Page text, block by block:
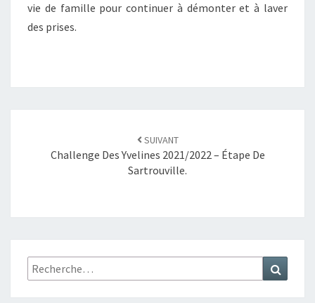
vie de famille pour continuer à démonter et à laver
des prises.
SUIVANT
Challenge Des Yvelines 2021/2022 – Étape De
Sartrouville.